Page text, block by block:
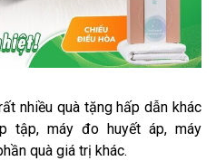
nhiều quà tặng hấp dẫn khác
tập, máy đo huyết áp, máy
quà giá trị khác.